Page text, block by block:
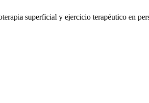
superficial y ejercicio terapéutico en